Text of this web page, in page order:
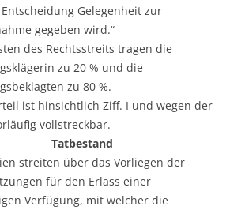
Gelegenheit zur
gegeben wird.“
des Rechtsstreits tragen die
zu 20 % und die
zu 80 %.
ist hinsichtlich Ziff. I und wegen der
vollstreckbar.
Tatbestand
streiten über das Vorliegen der
für den Erlass einer
Verfügung, mit welcher die